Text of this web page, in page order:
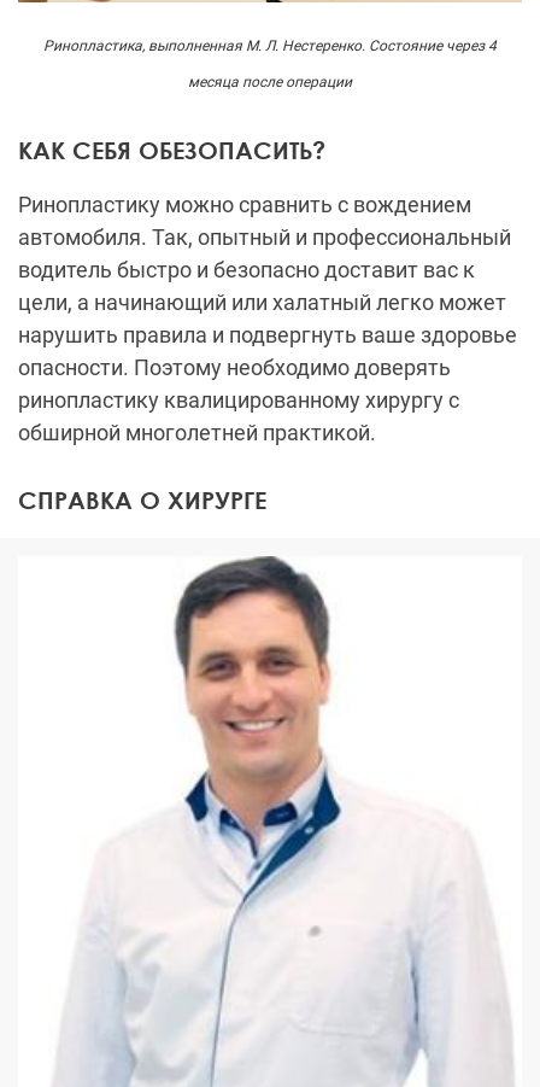
Ринопластика, выполненная М. Л. Нестеренко. Состояние через 4
месяца после операции
КАК СЕБЯ ОБЕЗОПАСИТЬ?
Ринопластику можно сравнить с вождением
автомобиля. Так, опытный и профессиональный
водитель быстро и безопасно доставит вас к
цели, а начинающий или халатный легко может
нарушить правила и подвергнуть ваше здоровье
опасности. Поэтому необходимо доверять
ринопластику квалицированному хирургу с
обширной многолетней практикой.
СПРАВКА О ХИРУРГЕ